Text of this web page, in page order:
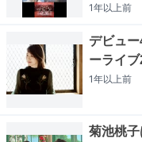
1年以上前
デビュ
ーライ
1年以上前
菊池桃